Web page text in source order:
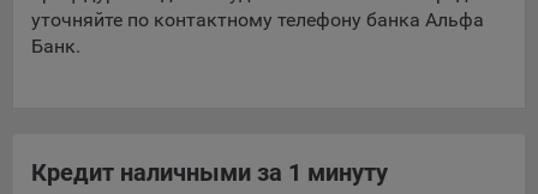
Аналитические файлы cookie показывают, какие страницы
сайта Общества посещаются чаще всего, помогают
выявлять трудности, возникающие при использовании
анализа трафика на сайтах.
уточняйте по контактному телефону банка Альфа
Банк.
Кредит наличными за 1 минуту